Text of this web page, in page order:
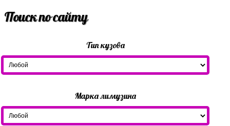
Поиск по сайту
Тип кузова
Марка лимузина